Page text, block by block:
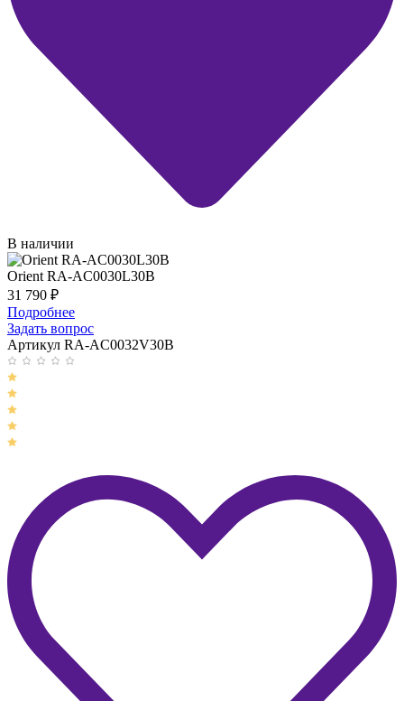
В наличии
Orient RA-AC0030L30B
31 790 ₽
Подробнее
Задать вопрос
Артикул RA-AC0032V30B